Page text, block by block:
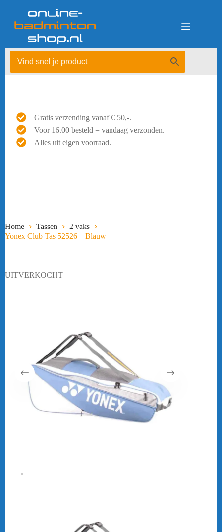
Gratis verzending vanaf € 50,-.
Voor 16.00 besteld = vandaag verzonden.
Alles uit eigen voorraad.
Home Tassen
2 vaks
Yonex Club Tas 52526 – Blauw
UITVERKOCHT